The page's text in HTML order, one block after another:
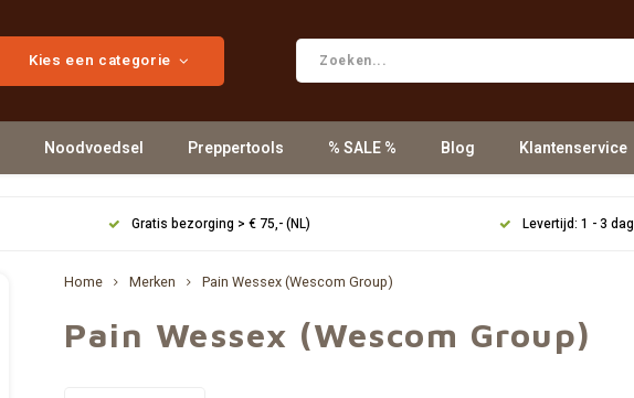
Kies een categorie
Noodvoedsel Preppertools % SALE % Blog Klantenservice
Gratis bezorging > € 75,- (NL) Levertijd: 1 - 3
Home Merken Pain Wessex (Wescom Group)
Pain Wessex (Wescom Group)